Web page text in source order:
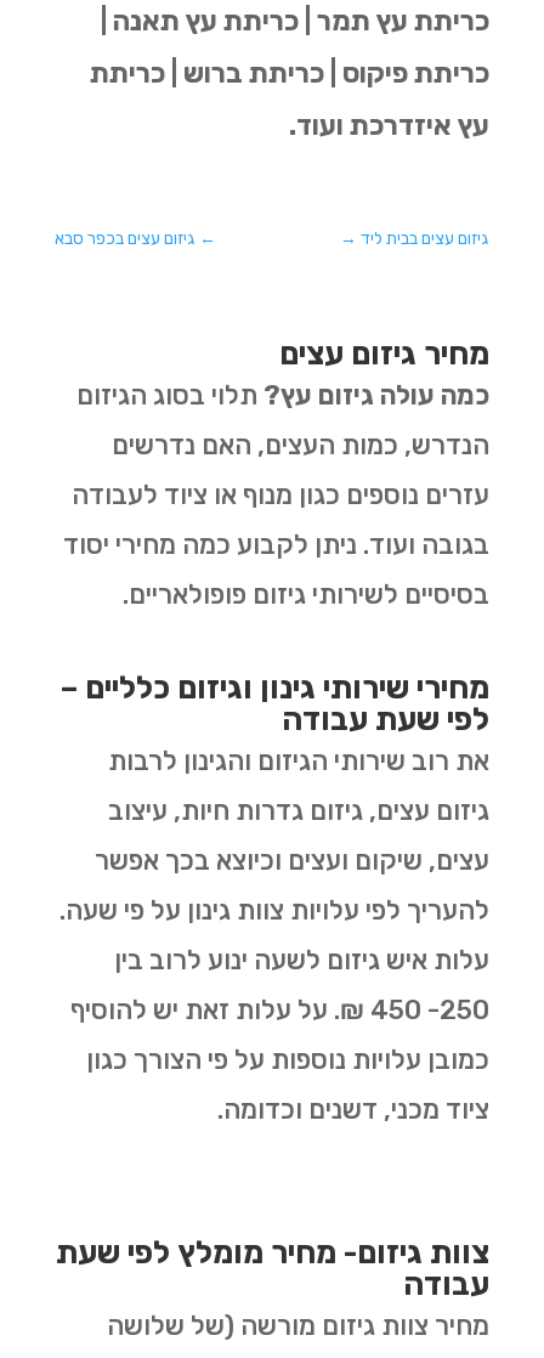
כריתת עץ תמר | כריתת עץ תאנה |
כריתת פיקוס | כריתת ברוש | כריתת
עץ איזדרכת ועוד.
← גיזום עצים בכפר סבא גיזום עצים בבית ליד→
מחיר גיזום עצים
כמה עולה גיזום עץ? תלוי בסוג הגיזום
הנדרש, כמות העצים, האם נדרשים
עזרים נוספים כגון מנוף או ציוד לעבודה
בגובה ועוד. ניתן לקבוע כמה מחירי יסוד
בסיסיים לשירותי גיזום פופולאריים.
מחירי שירותי גינון וגיזום כלליים –
לפי שעת עבודה
את רוב שירותי הגיזום והגינון לרבות
גיזום עצים, גיזום גדרות חיות, עיצוב
עצים, שיקום ועצים וכיוצא בכך אפשר
להעריך לפי עלויות צוות גינון על פי שעה.
עלות איש גיזום לשעה ינוע לרוב בין
250- 450 ₪. על עלות זאת יש להוסיף
כמובן עלויות נוספות על פי הצורך כגון
ציוד מכני, דשנים וכדומה.
צוות גיזום- מחיר מומלץ לפי שעת
עבודה
מחיר צוות גיזום מורשה (של שלושה